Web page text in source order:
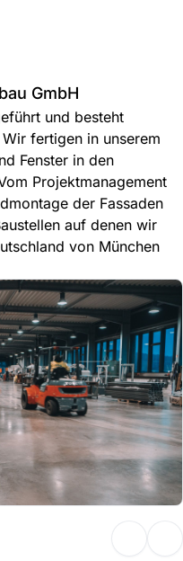
GmbH
und besteht
fertigen in unserem
Fenster in den
Projektmanagement
der Fassaden
auf denen wir
von München